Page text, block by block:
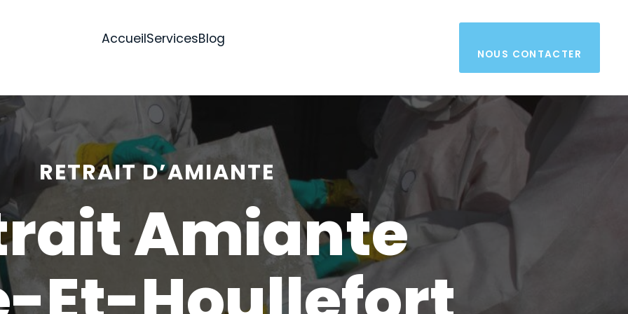
AccueilServicesBlog
NOUS CONTACTER
RETRAIT D’AMIANTE
Amiante